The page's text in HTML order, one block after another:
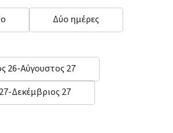
Δύο ημέρες
26-Αύγουστος 27
Δεκέμβριος 27